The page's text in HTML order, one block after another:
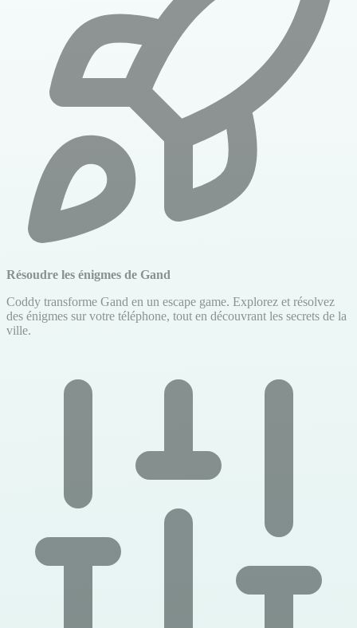
Résoudre les énigmes de Gand
Coddy transforme Gand en un escape game. Explorez et résolvez
des énigmes sur votre téléphone, tout en découvrant les secrets de la
ville.